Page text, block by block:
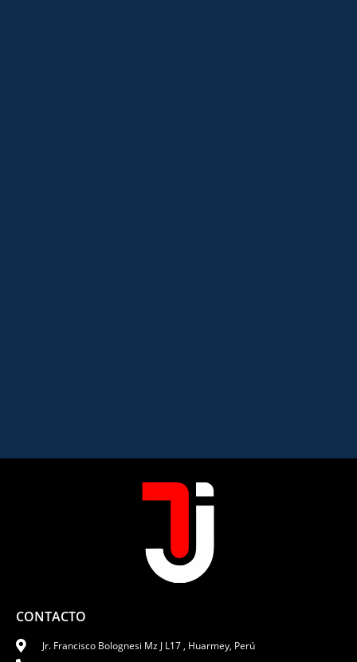
CONTACTO
Jr. Francisco Bolognesi Mz J L17 , Huarmey, Perú